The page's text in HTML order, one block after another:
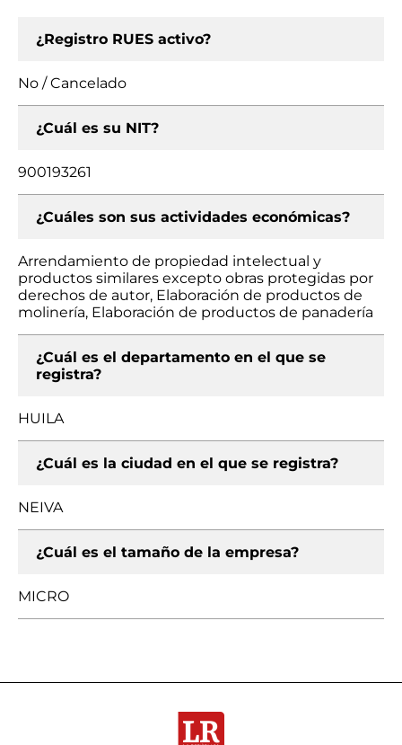
¿Registro RUES activo?
No / Cancelado
¿Cuál es su NIT?
900193261
¿Cuáles son sus actividades económicas?
Arrendamiento de propiedad intelectual y
productos similares excepto obras protegidas por
derechos de autor, Elaboración de productos de
molinería, Elaboración de productos de panadería
¿Cuál es el departamento en el que se
registra?
HUILA
¿Cuál es la ciudad en el que se registra?
NEIVA
¿Cuál es el tamaño de la empresa?
MICRO